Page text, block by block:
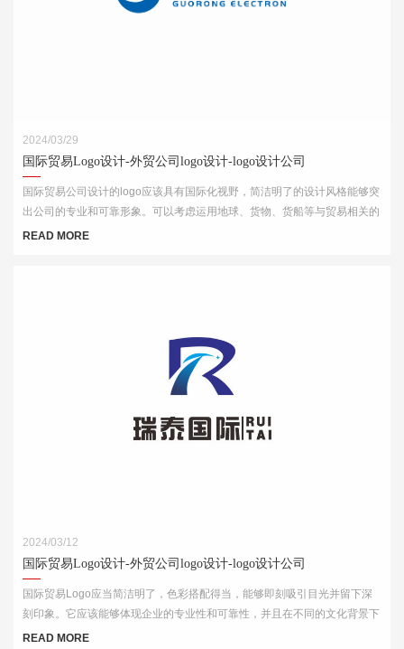
2024/03/29
国际贸易Logo设计-外贸公司logo设计-logo设计公司
国际贸易公司设计的logo应该具有国际化视野，简洁明了的设计风格能够突
出公司的专业和可靠形象。可以考虑运用地球、货物、货船等与贸易相关的
元素，结合简洁的字体和线条，突出公司的国际化特点。
READ MORE
2024/03/12
国际贸易Logo设计-外贸公司logo设计-logo设计公司
国际贸易Logo应当简洁明了，色彩搭配得当，能够即刻吸引目光并留下深
刻印象。它应该能够体现企业的专业性和可靠性，并且在不同的文化背景下
都能够被理解和接受。此外，Logo的设计还需考虑到其在各种媒介上的应
READ MORE